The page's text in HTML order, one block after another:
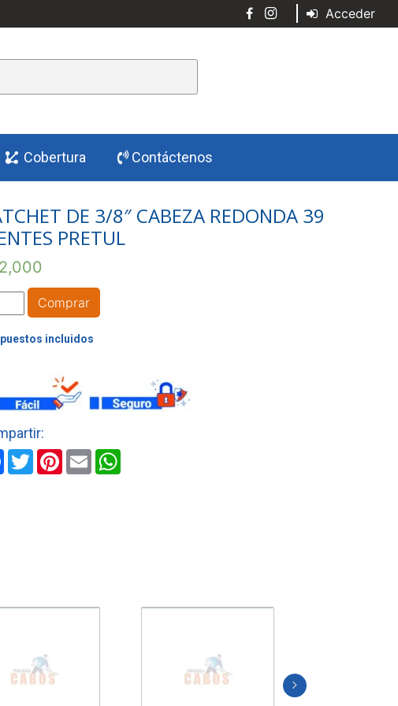
Acceder
Cobertura Contáctenos
DE 3/8″ CABEZA REDONDA 39
PRETUL
Comprar
Facebook
TwitterPinterest
Email